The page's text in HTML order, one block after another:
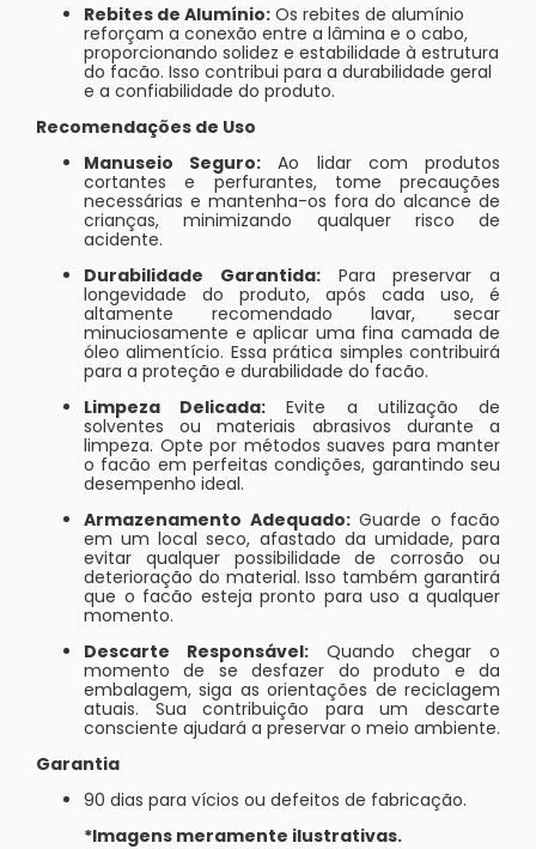
Rebites de Alumínio: Os rebites de alumínio
reforçam a conexão entre a lâmina e o cabo,
proporcionando solidez e estabilidade à estrutura
do facão. Isso contribui para a durabilidade geral
e a confiabilidade do produto.
Recomendações de Uso
Manuseio Seguro: Ao lidar com produtos
cortantes e perfurantes, tome precauções
necessárias e mantenha-os fora do alcance de
crianças, minimizando qualquer risco de
acidente.
Durabilidade Garantida:Para preservar a
longevidade do produto, após cada uso, é
altamente recomendado lavar, secar
minuciosamente e aplicar uma fina camada de
óleo alimentício. Essa prática simples contribuirá
para a proteção e durabilidade do facão.
Limpeza Delicada: Evite a utilização de
solventes ou materiais abrasivos durante a
limpeza. Opte por métodos suaves para manter
o facão em perfeitas condições, garantindo seu
desempenho ideal.
Armazenamento Adequado:Guarde o facão
em um local seco, afastado da umidade, para
evitar qualquer possibilidade de corrosão ou
deterioração do material. Isso também garantirá
que o facão esteja pronto para uso a qualquer
momento.
Descarte Responsável:Quando chegar o
momento de se desfazer do produto e da
embalagem, siga as orientações de reciclagem
atuais. Sua contribuição para um descarte
consciente ajudará a preservar o meio ambiente.
Garantia
90 dias para vícios ou defeitos de fabricação.
*Imagens meramente ilustrativas.